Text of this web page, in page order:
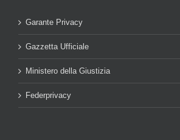
Garante Privacy
Gazzetta Ufficiale
Ministero della Giustizia
Federprivacy